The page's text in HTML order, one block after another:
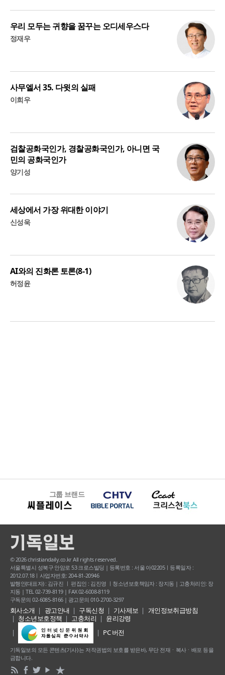
우리 모두는 귀향을 꿈꾸는 오디세우스다
정재우
사무엘서 35. 다윗의 실패
이희우
검찰공화국인가, 경찰공화국인가, 아니면 국
민의 공화국인가
양기성
세상에서 가장 위대한 이야기
신성욱
AI와의 진화론 토론(8-1)
허정윤
그룹 브랜드
© 2026 christiandaily.co.kr All rights reserved.
서울특별시 성북구 안암로 53 크로스빌딩 | 등록번호 : 서울 아02205ㅣ등록일자 :
2012.07.18ㅣ사업자번호: 204-81-20946
발행인(대표자) : 김규진 ㅣ 편집인 : 김진영 ㅣ청소년보호책임자 : 장지동 | 고충처리인: 장
지동 | TEL 02-739-8119 | FAX 02-6008-8119
구독문의 02-6085-8166 | 광고문의 010-2700-3297
회사소개 광고안내 구독신청 기사제보
개인정보취급방침
청소년보호정책
고충처리
윤리강령
PC 버전
기독일보의 모든 콘텐츠(기사) 는 저작권법의 보호를 받은바, 무단 전재ㆍ복사ㆍ배포 등을
금합니다.